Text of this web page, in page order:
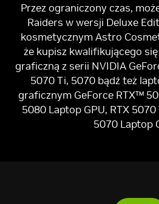
Przez ograniczony czas,
Raiders w wersji Deluxe
kosmetycznym Astro
że kupisz kwalifikującego
graficzną z serii NVIDIA
5070 Ti, 5070 bądź też
graficznym GeForce RTX™
5080 Laptop GPU, RTX
5070 Laptop